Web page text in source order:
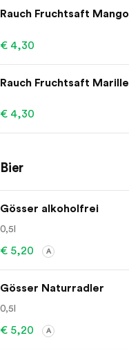
Rauch Fruchtsaft Mango
€ 4,30
Rauch Fruchtsaft Marille
€ 4,30
Bier
Gösser alkoholfrei
0,5l
€ 5,20 A
Gösser Naturradler
0,5l
€ 5,20 A